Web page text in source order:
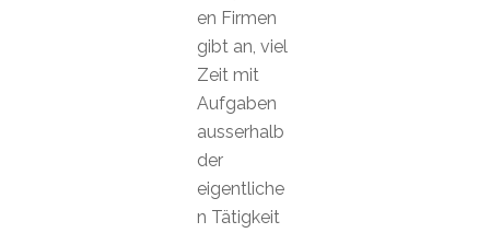
en Firmen
gibt an, viel
Zeit mit
Aufgaben
ausserhalb
der
eigentliche
n Tätigkeit